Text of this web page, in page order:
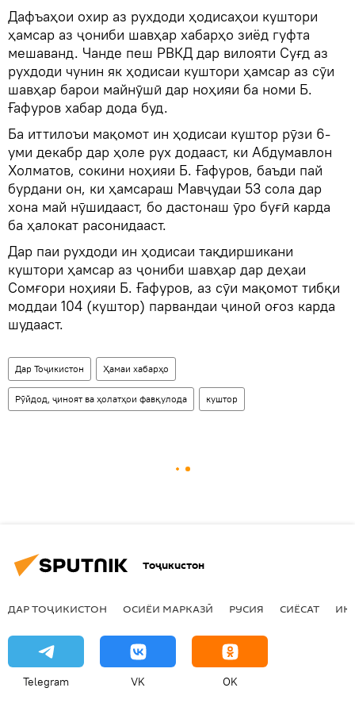
Дафъаҳои охир аз рухдоди ҳодисаҳои куштори
ҳамсар аз ҷониби шавҳар хабарҳо зиёд гуфта
мешаванд. Чанде пеш РВКД дар вилояти Суғд аз
рухдоди чунин як ҳодисаи куштори ҳамсар аз сӯи
шавҳар барои майнӯшӣ дар ноҳияи ба номи Б.
Ғафуров хабар дода буд.
Ба иттилоъи мақомот ин ҳодисаи куштор рӯзи 6-
уми декабр дар ҳоле рух додааст, ки Абдумавлон
Холматов, сокини ноҳияи Б. Ғафуров, баъди пай
бурдани он, ки ҳамсараш Мавҷудаи 53 сола дар
хона май нӯшидааст, бо дастонаш ӯро буғӣ карда
ба ҳалокат расонидааст.
Дар паи рухдоди ин ҳодисаи тақдиршикани
куштори ҳамсар аз ҷониби шавҳар дар деҳаи
Сомғори ноҳияи Б. Ғафуров, аз сӯи мақомот тибқи
моддаи 104 (куштор) парвандаи ҷиноӣ оғоз карда
шудааст.
Дар Тоҷикистон Ҳамаи хабарҳо
Рӯйдод, ҷиноят ва ҳолатҳои фавқулода куштор
Тоҷикистон
ДАР ТОҶИКИСТОН ОСИЁИ МАРКАЗӢ РУСИЯ СИЁСАТ
Telegram VK OK